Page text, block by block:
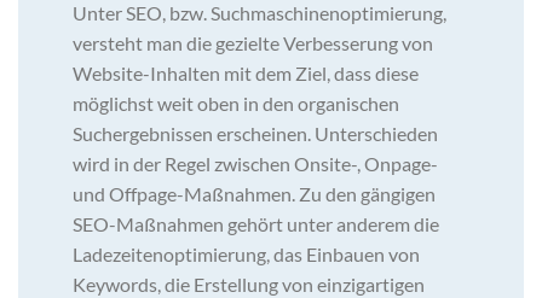
Unter SEO, bzw. Suchmaschinenoptimierung,
versteht man die gezielte Verbesserung von
Website-Inhalten mit dem Ziel, dass diese
möglichst weit oben in den organischen
Suchergebnissen erscheinen. Unterschieden
wird in der Regel zwischen Onsite-, Onpage-
und Offpage-Maßnahmen. Zu den gängigen
SEO-Maßnahmen gehört unter anderem die
Ladezeitenoptimierung, das Einbauen von
Keywords, die Erstellung von einzigartigen